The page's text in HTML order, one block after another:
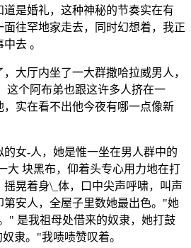
是婚礼，这种神秘的节奏实在有
往罕地家走去，同时幻想着，我正
去 。
大厅内坐了一大群撒哈拉威男人，
这个阿布弟也跟这许多人挤在一
实在看不出他今夜有哪一点像新
女-人，她是惟一坐在男人群中的
大 块黑布，仰着头专心用力地在打
晃着身\_体，口中尖声呼啸，叫声
第安人，全屋子里数她最出色。"她
" 是我祖母处借来的奴隶，她打鼓
隶。"我啧啧赞叹着。